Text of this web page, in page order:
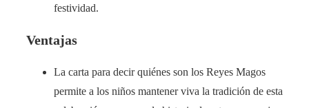
festividad.
Ventajas
La carta para decir quiénes son los Reyes Magos
permite a los niños mantener viva la tradición de esta